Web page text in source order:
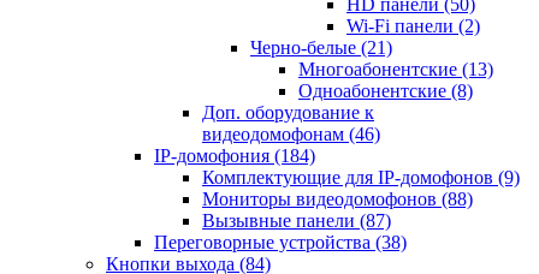
HD панели (50)
Wi-Fi панели (2)
Черно-белые (21)
Многоабонентские (13)
Одноабонентские (8)
Доп. оборудование к
видеодомофонам (46)
IP-домофония (184)
Комплектующие для IP-домофонов (9)
Мониторы видеодомофонов (88)
Вызывные панели (87)
Переговорные устройства (38)
Кнопки выхода (84)